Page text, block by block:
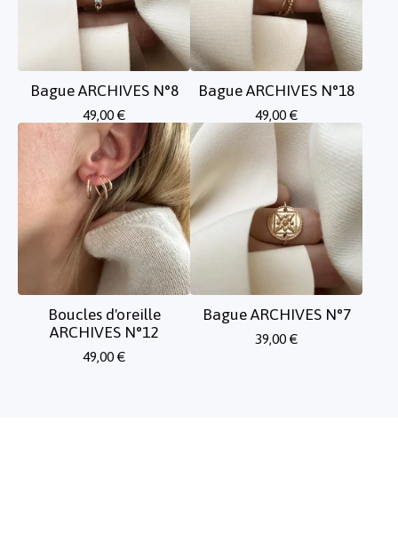
Bague ARCHIVES N°8
49,00 €
Bague ARCHIVES N°18
49,00 €
Boucles d'oreille
ARCHIVES N°12
49,00 €
Bague ARCHIVES N°7
39,00 €